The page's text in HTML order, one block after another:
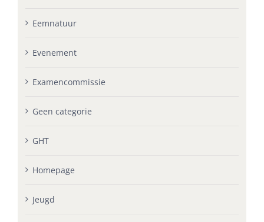
Eemnatuur
Evenement
Examencommissie
Geen categorie
GHT
Homepage
Jeugd